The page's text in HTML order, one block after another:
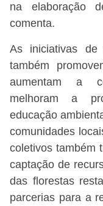
na elaboração
comenta.
As iniciativas de
também
aumentam a
melhoram a
educação
comunidades
coletivos também
captação de
das florestas
parcerias para a